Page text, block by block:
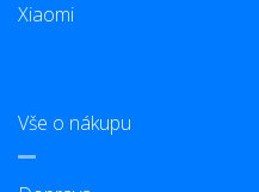
Xiaomi
Vše o nákupu